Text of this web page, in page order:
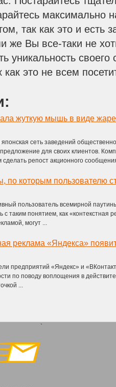
максимально
так как это и есть
Вы все-таки не
уникальность
это не всем
жуткую мышь в виде
сеть заведений
для своих клиентов.
сделать репост акционного
пользователь всемирной
с таким понятием, как
могут ...
реклама «Яндекса»
предприятий «Яндекс» и
по поводу воплощения в
...
`